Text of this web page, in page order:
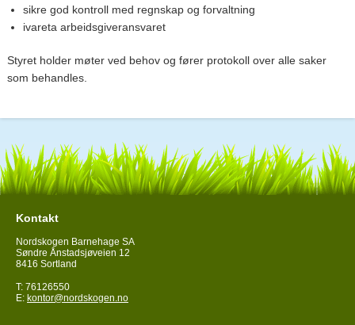
sikre god kontroll med regnskap og forvaltning
ivareta arbeidsgiveransvaret
Styret holder møter ved behov og fører protokoll over alle saker
som behandles.
Kontakt
Nordskogen Barnehage SA
Søndre Ånstadsjøveien 12
8416 Sortland
T: 76126550
E: kontor@nordskogen.no